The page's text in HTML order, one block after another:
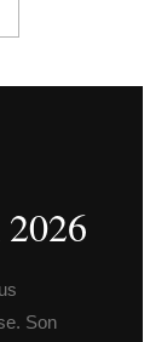
Son